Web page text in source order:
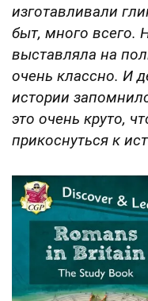
изготавливали
быт, много всего.
выставляла на
очень классно. И
истории
это очень круто,
прикоснуться к